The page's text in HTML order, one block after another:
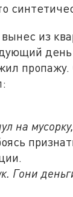
из
день
на мусорку,
Гони